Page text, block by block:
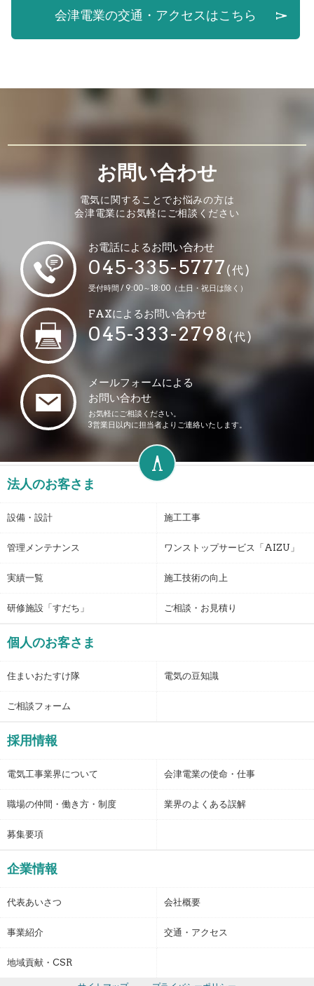
会津電業の交通・アクセスはこちら
お問い合わせ
電気に関することでお悩みの方は
会津電業にお気軽にご相談ください
お電話によるお問い合わせ
045-335-5777 (代)
受付時間 / 9:00～18:00（土日・祝日は除く）
FAXによるお問い合わせ
045-333-2798(代)
メールフォームによる
お問い合わせ
お気軽にご相談ください。
3営業日以内に担当者よりご連絡いたします。
法人のお客さま
設備・設計 施工工事
管理メンテナンス ワンストップサービス「AIZU」
実績一覧 施工技術の向上
研修施設「すだち」 ご相談・お見積り
個人のお客さま
住まいおたすけ隊 電気の豆知識
ご相談フォーム
採用情報
電気工事業界について 会津電業の使命・仕事
職場の仲間・働き方・制度 業界のよくある誤解
募集要項
企業情報
代表あいさつ 会社概要
事業紹介 交通・アクセス
地域貢献・CSR